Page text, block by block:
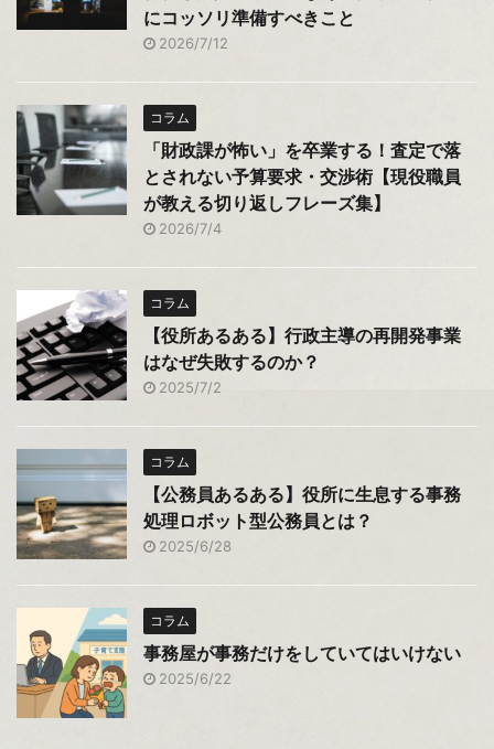
にコッソリ準備すべきこと
2026/7/12
コラム
「財政課が怖い」を卒業する！査定で落
とされない予算要求・交渉術【現役職員
が教える切り返しフレーズ集】
2026/7/4
コラム
【役所あるある】行政主導の再開発事業
はなぜ失敗するのか？
2025/7/2
コラム
【公務員あるある】役所に生息する事務
処理ロボット型公務員とは？
2025/6/28
コラム
事務屋が事務だけをしていてはいけない
2025/6/22